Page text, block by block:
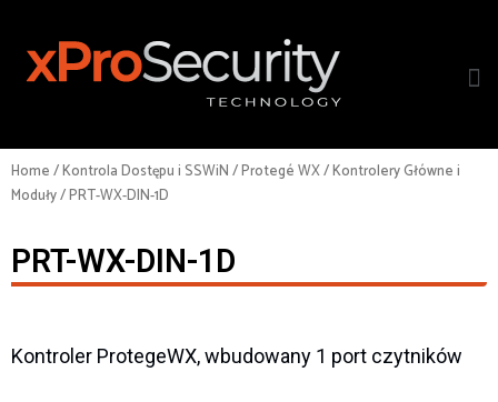
Home/Kontrola Dostępu i SSWiN/Protegé WX/Kontrolery Główne i
Moduły/ PRT-WX-DIN-1D
PRT-WX-DIN-1D
Kontroler ProtegeWX, wbudowany 1 port czytników